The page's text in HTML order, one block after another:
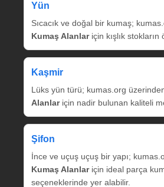
Yün
Sıcacık ve doğal bir kumaş;
Kumaş Alanlariçin kışlık stokların
Kaşmir
Lüks yün türü; kumas.org
Alanlariçin nadir bulunan kaliteli
Şifon
İnce ve uçuş uçuş bir yapı;
Kumaş Alanlariçin ideal parça
seçeneklerinde yer alabilir.